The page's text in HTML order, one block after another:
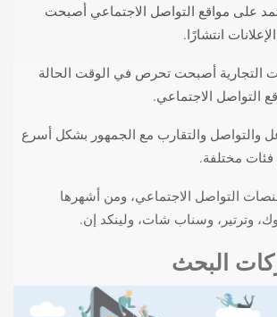
على مواقع التواصل الاجتماعي أصبحت
انتشارًا.
التجارية أصبحت تحرص في الوقت الحالة
التواصل الاجتماعي.
والتواصل والتقارب مع الجمهور بشكل أسرع
فئات مختلفة.
التواصل الاجتماعي، ومن أشهرها
وترتير، وسناب شات، ولينكد إن.
البحث